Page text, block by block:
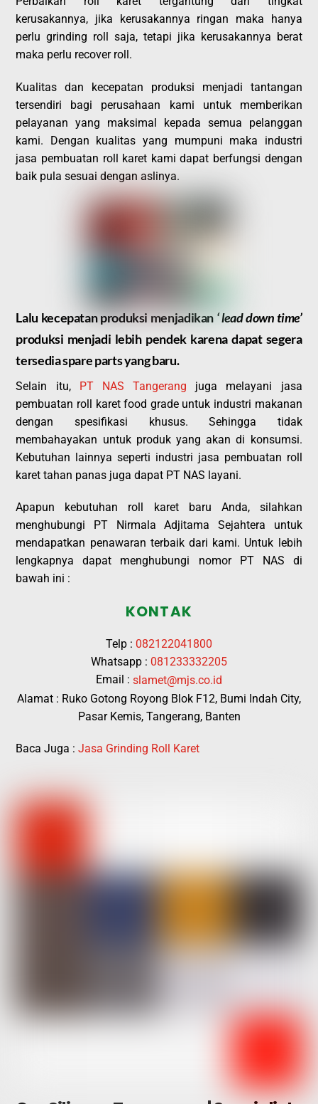
kerusakannya, jika kerusakannya ringan maka hanya
perlu grinding roll saja, tetapi jika kerusakannya berat
maka perlu recover roll.
Kualitas dan kecepatan produksi menjadi tantangan
tersendiri bagi perusahaan kami untuk memberikan
pelayanan yang maksimal kepada semua pelanggan
kami. Dengan kualitas yang mumpuni maka industri
jasa pembuatan roll karet kami dapat berfungsi dengan
baik pula sesuai dengan aslinya.
Lalu kecepatan produksi menjadikan ‘ lead down time’
produksi menjadi lebih pendek karena dapat segera
tersedia spare parts yang baru.
Selain itu, PT NAS Tangerang juga melayani jasa
pembuatan roll karet food grade untuk industri makanan
dengan spesifikasi khusus. Sehingga tidak
membahayakan untuk produk yang akan di konsumsi.
Kebutuhan lainnya seperti industri jasa pembuatan roll
karet tahan panas juga dapat PT NAS layani.
Apapun kebutuhan roll karet baru Anda, silahkan
menghubungi PT Nirmala Adjitama Sejahtera untuk
mendapatkan penawaran terbaik dari kami. Untuk lebih
lengkapnya dapat menghubungi nomor PT NAS di
bawah ini :
KONTAK
Telp : 082122041800
Whatsapp : 081233332205
Email : slamet@mjs.co.id
Alamat : Ruko Gotong Royong Blok F12, Bumi Indah City,
Pasar Kemis, Tangerang, Banten
Baca Juga :Jasa Grinding Roll Karet